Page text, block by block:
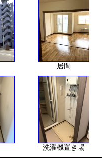
居間
洗濯機置き場